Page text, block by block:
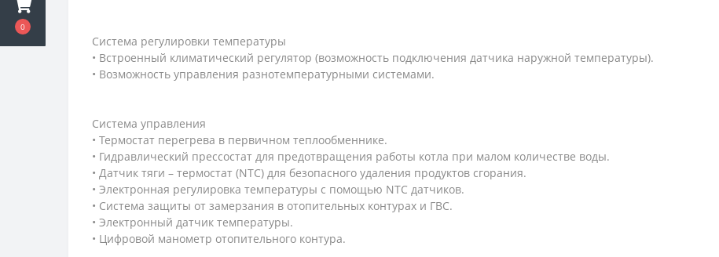
0
Система регулировки температуры
• Встроенный климатический регулятор (возможность подключения датчика наружной температуры).
• Возможность управления разнотемпературными системами.
Система управления
• Термостат перегрева в первичном теплообменнике.
• Гидравлический прессостат для предотвращения работы котла при малом количестве воды.
• Датчик тяги – термостат (NTC) для безопасного удаления продуктов сгорания.
• Электронная регулировка температуры с помощью NTC датчиков.
• Система защиты от замерзания в отопительных контурах и ГВС.
• Электронный датчик температуры.
• Цифровой манометр отопительного контура.